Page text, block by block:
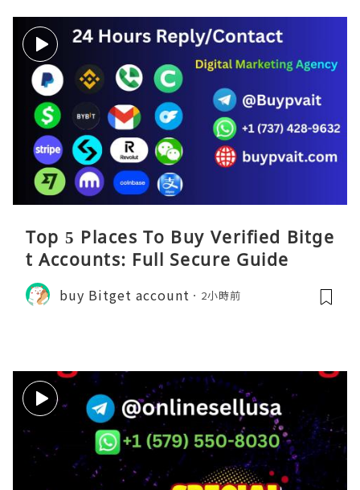
Top 5 Places To Buy Verified Bitge
t Accounts: Full Secure Guide
buy Bitget account 2小時前